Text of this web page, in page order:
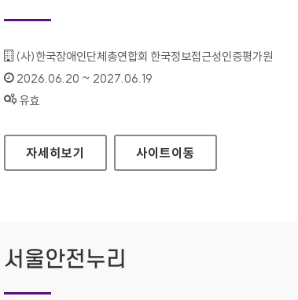
기관명 :
(사)한국장애인단체총연합회 한국정보접근성인증평가원
인증기간 :
2026.06.20 ~ 2027.06.19
상태 :
유효
(사)한국장애인단체총연합회 한국정보접근성인증
자세히보기 사이트이동
서울안전누리